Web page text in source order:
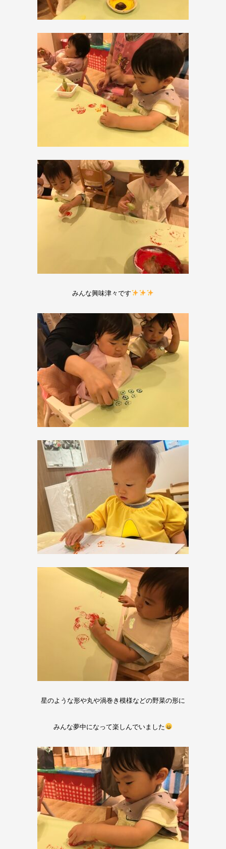
みんな興味津々です
星のような形や丸や渦巻き模様などの野菜の形に
みんな夢中になって楽しんでいました